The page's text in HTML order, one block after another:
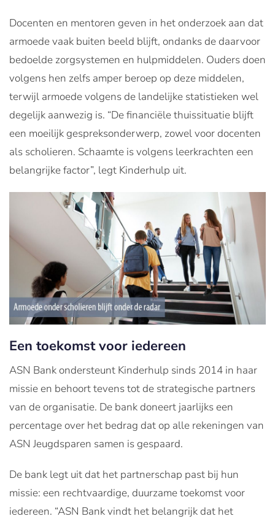
Docenten en mentoren geven in het onderzoek aan dat
armoede vaak buiten beeld blijft, ondanks de daarvoor
bedoelde zorgsystemen en hulpmiddelen. Ouders doen
volgens hen zelfs amper beroep op deze middelen,
terwijl armoede volgens de landelijke statistieken wel
degelijk aanwezig is. “De financiële thuissituatie blijft
een moeilijk gespreksonderwerp, zowel voor docenten
als scholieren. Schaamte is volgens leerkrachten een
belangrijke factor”, legt Kinderhulp uit.
Een toekomst voor iedereen
ASN Bank ondersteunt Kinderhulp sinds 2014 in haar
missie en behoort tevens tot de strategische partners
van de organisatie. De bank doneert jaarlijks een
percentage over het bedrag dat op alle rekeningen van
ASN Jeugdsparen samen is gespaard.
De bank legt uit dat het partnerschap past bij hun
missie: een rechtvaardige, duurzame toekomst voor
iedereen. “ASN Bank vindt het belangrijk dat het